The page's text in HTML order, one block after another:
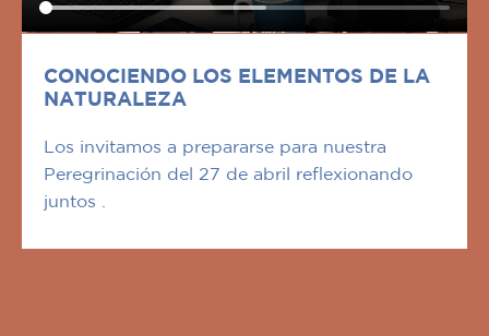
CONOCIENDO LOS ELEMENTOS DE LA
NATURALEZA
Los invitamos a prepararse para nuestra
Peregrinación del 27 de abril reflexionando
juntos .